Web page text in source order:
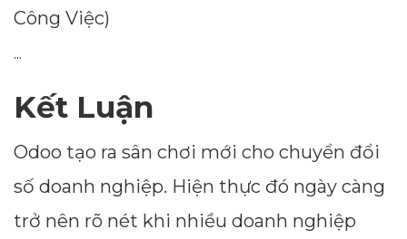
Công Việc)
...
Kết Luận
Odoo tạo ra sân chơi mới cho chuyển đổi
số doanh nghiệp. Hiện thực đó ngày càng
trở nên rõ nét khi nhiều doanh nghiệp